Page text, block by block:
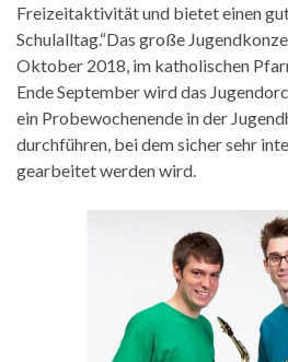
Freizeitaktivität und bietet einen
Schulalltag.“Das große
Oktober 2018, im katholischen
Ende September wird das
ein Probewochenende in der
durchführen, bei dem sicher sehr
gearbeitet werden wird.